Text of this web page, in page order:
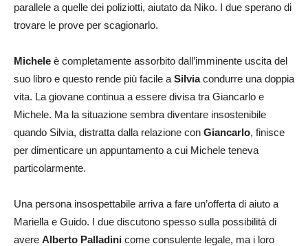
parallele a quelle dei poliziotti, aiutato da Niko. I due sperano di
trovare le prove per scagionarlo.
Michele è completamente assorbito dall’imminente uscita del
suo libro e questo rende più facile a Silviacondurre una doppia
vita. La giovane continua a essere divisa tra Giancarlo e
Michele. Ma la situazione sembra diventare insostenibile
quando Silvia, distratta dalla relazione con Giancarlo, finisce
per dimenticare un appuntamento a cui Michele teneva
particolarmente.
Una persona insospettabile arriva a fare un’offerta di aiuto a
Mariella e Guido. I due discutono spesso sulla possibilità di
avere Alberto Palladini come consulente legale, ma i loro